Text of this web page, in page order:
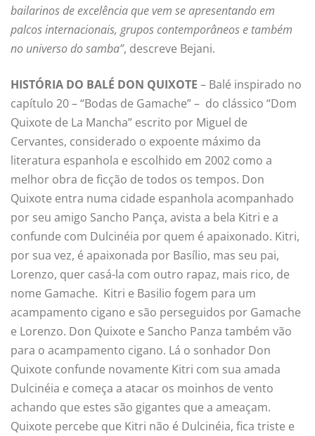
bailarinos de excelência que vem se apresentando em
palcos internacionais, grupos contemporâneos e também
no universo do samba”, descreve Bejani.
HISTÓRIA DO BALÉ DON QUIXOTE – Balé inspirado no
capítulo 20 – “Bodas de Gamache” – do clássico “Dom
Quixote de La Mancha” escrito por Miguel de
Cervantes, considerado o expoente máximo da
literatura espanhola e escolhido em 2002 como a
melhor obra de ficção de todos os tempos. Don
Quixote entra numa cidade espanhola acompanhado
por seu amigo Sancho Pança, avista a bela Kitri e a
confunde com Dulcinéia por quem é apaixonado. Kitri,
por sua vez, é apaixonada por Basílio, mas seu pai,
Lorenzo, quer casá-la com outro rapaz, mais rico, de
nome Gamache. Kitri e Basilio fogem para um
acampamento cigano e são perseguidos por Gamache
e Lorenzo. Don Quixote e Sancho Panza também vão
para o acampamento cigano. Lá o sonhador Don
Quixote confunde novamente Kitri com sua amada
Dulcinéia e começa a atacar os moinhos de vento
achando que estes são gigantes que a ameaçam.
Quixote percebe que Kitri não é Dulcinéia, fica triste e